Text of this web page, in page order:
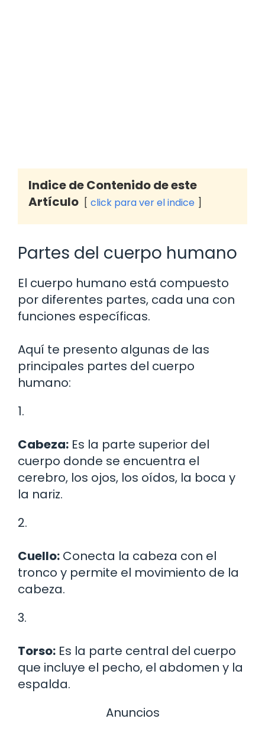
Indice de Contenido de este
Artículo
click para ver el indice
Partes del cuerpo humano
El cuerpo humano está compuesto
por diferentes partes, cada una con
funciones específicas.
Aquí te presento algunas de las
principales partes del cuerpo
humano:
1.
Cabeza: Es la parte superior del
cuerpo donde se encuentra el
cerebro, los ojos, los oídos, la boca y
la nariz.
2.
Cuello: Conecta la cabeza con el
tronco y permite el movimiento de la
cabeza.
3.
Torso: Es la parte central del cuerpo
que incluye el pecho, el abdomen y la
espalda.
Anuncios